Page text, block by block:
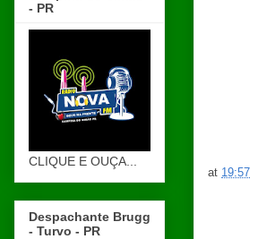
at 19:57
- PR
CLIQUE E OUÇA...
Despachante Brugg
- Turvo - PR